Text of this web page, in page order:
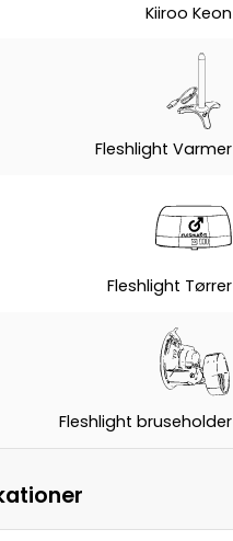
Kiiroo Keon
Fleshlight Varmer
Fleshlight Tørrer
Fleshlight bruseholder